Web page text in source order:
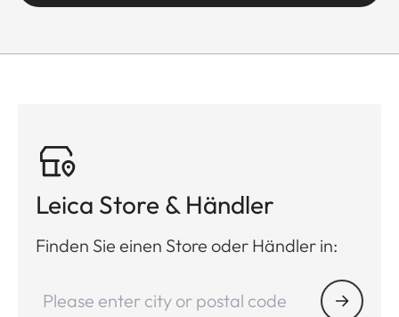
Leica Store & Händler
Finden Sie einen Store oder Händler in: